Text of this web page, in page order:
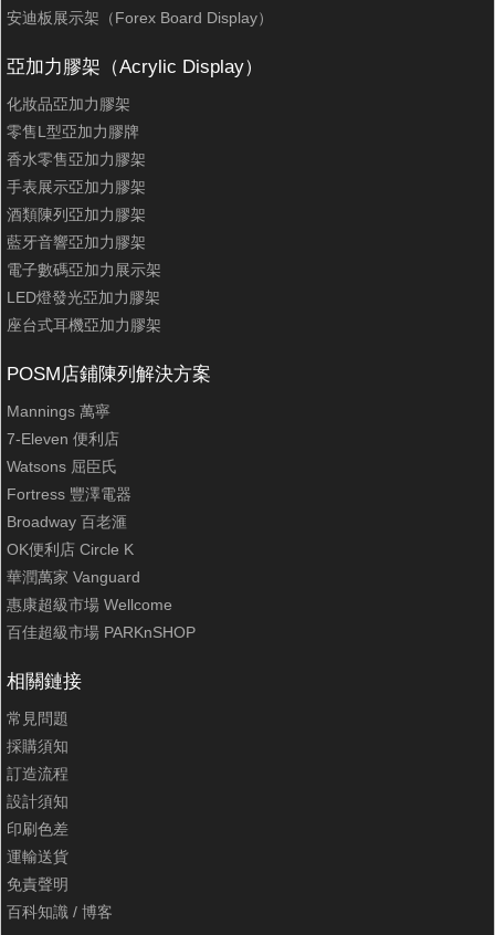
安迪板展示架（Forex Board Display）
亞加力膠架（Acrylic Display）
化妝品亞加力膠架
零售L型亞加力膠牌
香水零售亞加力膠架
手表展示亞加力膠架
酒類陳列亞加力膠架
藍牙音響亞加力膠架
電子數碼亞加力展示架
LED燈發光亞加力膠架
座台式耳機亞加力膠架
POSM店鋪陳列解決方案
Mannings 萬寧
7-Eleven 便利店
Watsons 屈臣氏
Fortress 豐澤電器
Broadway 百老滙
OK便利店 Circle K
華潤萬家 Vanguard
惠康超級市場 Wellcome
百佳超級市場 PARKnSHOP
相關鏈接
常見問題
採購須知
訂造流程
設計須知
印刷色差
運輸送貨
免責聲明
百科知識 / 博客